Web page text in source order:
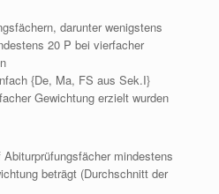
darunter wenigstens
20 P bei vierfacher
{De, Ma, FS aus Sek.I}
Gewichtung erzielt wurden
mindestens
beträgt (Durchschnitt der